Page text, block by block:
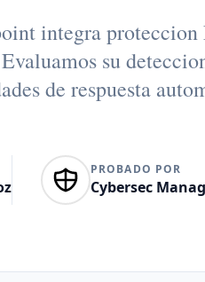
integra proteccion
su
de respuesta
PROBADO POR
Cybersec